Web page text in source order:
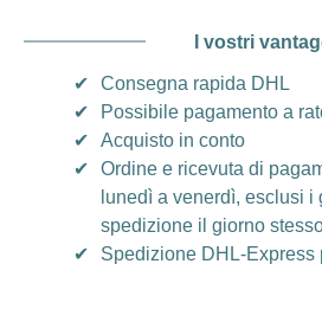
I vostri
✔
Consegna rapida DHL
✔
Possibile pagamento a
✔
Acquisto in conto
✔
Ordine e ricevuta di
lunedì a venerdì, esclusi i
spedizione il giorno
✔
Spedizione DHL-Express